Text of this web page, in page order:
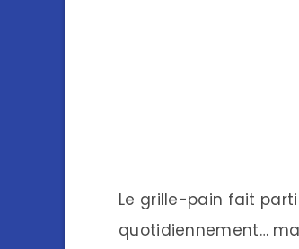
Le grille-pain fait
quotidiennement…